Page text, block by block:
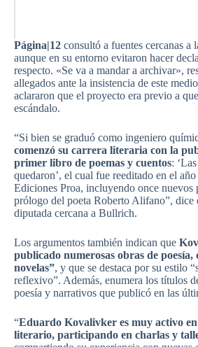
Página|12 consultó a fuentes cercanas a
aunque en su entorno evitaron hacer
respecto. «Se va a mandar a archivar»,
allegados ante la insistencia de este
aclararon que el proyecto era previo a
escándalo.
“Si bien se graduó como ingeniero
comenzó su carrera literaria con la
primer libro de poemas y cuentos:
quedaron’, el cual fue reeditado en el
Ediciones Proa, incluyendo once nuevos
prólogo del poeta Roberto Alifano”, dice
diputada cercana a Bullrich.
Los argumentos también indican que
publicado numerosas obras de poesía,
novelas”, y que se destaca por su estilo
reflexivo”. Además, enumera los títulos
poesía y narrativos que publicó en las
“Eduardo Kovalivker es muy activo
literario, participando en charlas y